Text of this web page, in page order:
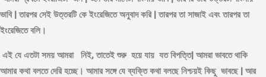
ভাবি | তারপর সেই উত্তরটি কে ইংরেজিতে অনুবাদ করি | তারপর তা সাজাই এবং তারপর তা
ইংরেজিতে বলি।
এই যে এতটা সময় আমরা নিই, তাতেই শুরু হয়ে যায় যত বিপত্তি| আমরা ভাবতে থাকি
আমার কথা বলতে দেরি হচ্ছে। আমার সঙ্গে যে ব্যক্তি কথা বলছে নিশ্চয়ই কিছু ভাবছে | আর